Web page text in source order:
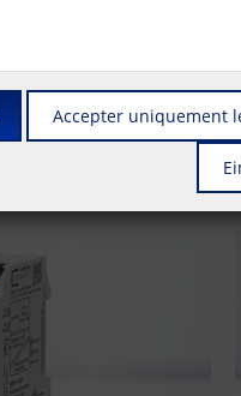
Accepter uniquement